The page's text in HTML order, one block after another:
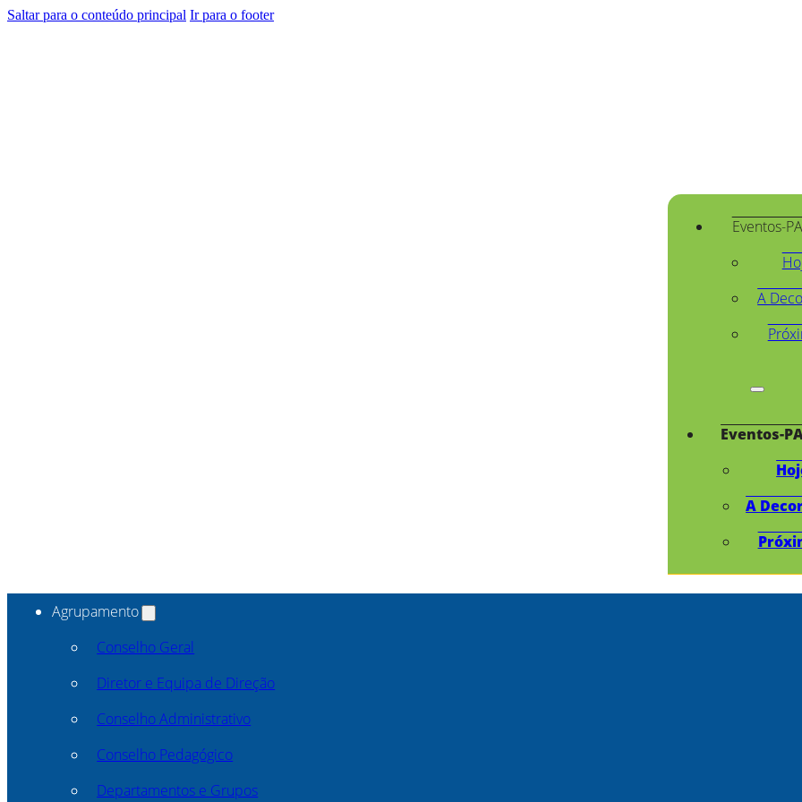
Saltar para o conteúdo principal Ir para o footer
Eventos-
A
Eventos-
A
Agrupamento
Conselho Geral
Diretor e Equipa de Direção
Conselho Administrativo
Conselho Pedagógico
Departamentos e Grupos